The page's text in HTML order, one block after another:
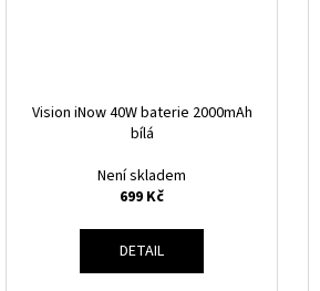
Vision iNow 40W baterie 2000mAh
bílá
Není skladem
699 Kč
DETAIL